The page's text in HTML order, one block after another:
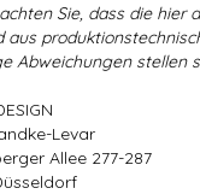
Sie, dass die hier
aus
Abweichungen stellen
Levar
Allee 277-287